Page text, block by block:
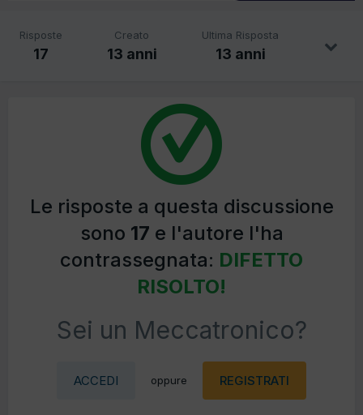
Risposte
17
Creato
13 anni
Ultima Risposta
13 anni
Le risposte a questa discussione
sono 17 e l'autore l'ha
contrassegnata: DIFETTO
RISOLTO!
Sei un Meccatronico?
ACCEDI oppure REGISTRATI